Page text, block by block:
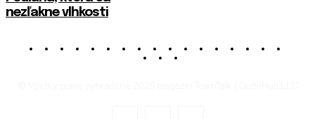
nezľakne vlhkosti